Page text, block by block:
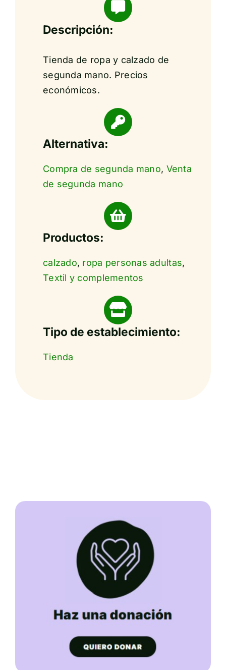
Descripción:
Tienda de ropa y calzado de
segunda mano. Precios
económicos.
Alternativa:
Compra de segunda mano, Venta
de segunda mano
Productos:
calzado, ropa personas adultas,
Textil y complementos
Tipo de establecimiento:
Tienda